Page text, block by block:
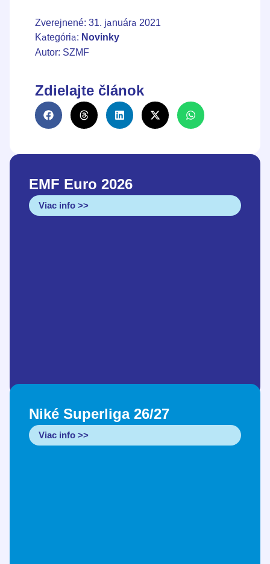
Zverejnené: 31. januára 2021
Kategória: Novinky
Autor: SZMF
Zdielajte článok
EMF Euro 2026
Viac info >>
Niké Superliga 26/27
Viac info >>